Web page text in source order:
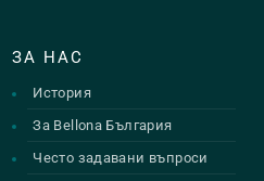
ЗА НАС
История
За Bellona България
Често задавани въпроси